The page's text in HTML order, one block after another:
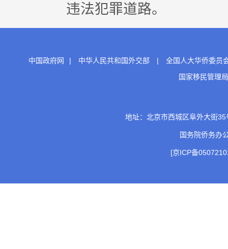
违法犯罪道路。
中国政府网 | 中华人民共和国外交部 |
全国人大华侨委员
国家移民管理局
地址：北京市西城区阜外大街
国务院侨务
[京ICP备